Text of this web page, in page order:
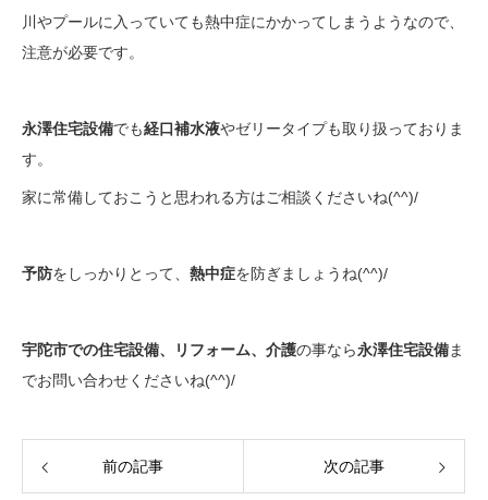
川やプールに入っていても熱中症にかかってしまうようなので、
注意が必要です。
永澤住宅設備でも経口補水液やゼリータイプも取り扱っておりま
す。
家に常備しておこうと思われる方はご相談くださいね(^^)/
予防をしっかりとって、 熱中症を防ぎましょうね(^^)/
宇陀市での住宅設備、リフォーム、介護の事なら永澤住宅設備ま
でお問い合わせくださいね(^^)/
前の記事 次の記事